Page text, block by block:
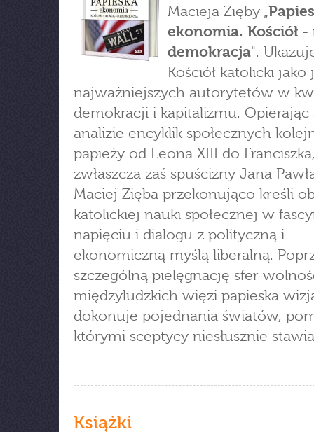
Macieja Zięby „
ekonomia. Kościół
demokracja".
Kościół katolicki jako
najważniejszych autorytetów w
demokracji i kapitalizmu. Opierając
analizie encyklik społecznych
papieży od Leona XIII do
zwłaszcza zaś spuścizny Jana
Maciej Zięba przekonująco kreśli
katolickiej nauki społecznej w
napięciu i dialogu z polityczną i
ekonomiczną myślą liberalną.
szczególną pielęgnację sfer
międzyludzkich więzi papieska
dokonuje pojednania światów,
którymi sceptycy niesłusznie
Książki